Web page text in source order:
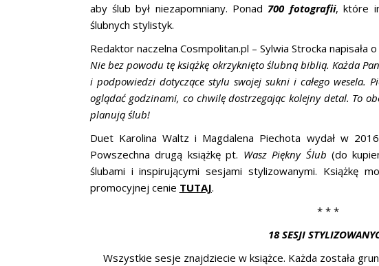
aby ślub był niezapomniany. Ponad 700 fotografii, które
ślubnych stylistyk.
Redaktor naczelna Cosmpolitan.pl – Sylwia Strocka napisała
Nie bez powodu tę książkę okrzyknięto ślubną biblią. Każda
i podpowiedzi dotyczące stylu swojej sukni i całego wesela.
oglądać godzinami, co chwilę dostrzegając kolejny detal. To
planują ślub!
Duet Karolina Waltz i Magdalena Piechota wydał w
Powszechna drugą książkę pt. Wasz Piękny Ślub (do
ślubami i inspirującymi sesjami stylizowanymi. Książkę
promocyjnej cenie TUTAJ.
* * *
18 SESJI
Wszystkie sesje znajdziecie w książce. Każda została